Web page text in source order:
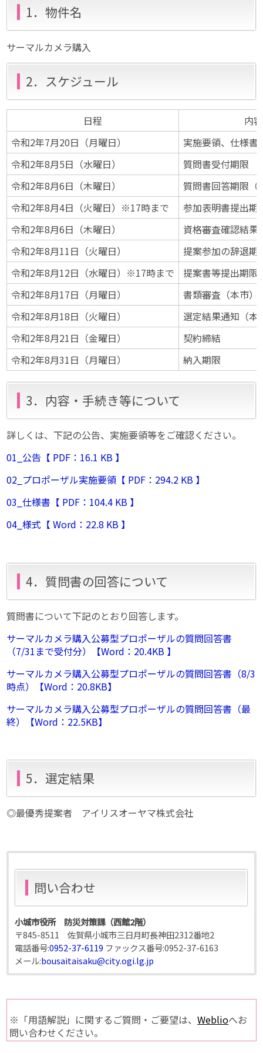
1．物件名
サーマルカメラ購入
2．スケジュール
日程
内容
令和2年7月20日（月曜日）
実施要領、仕様書
令和2年8月5日（水曜日）
質問書受付期限
令和2年8月6日（木曜日）
質問書回答期限（
令和2年8月4日（火曜日）※17時まで
参加表明書提出期
令和2年8月6日（木曜日）
資格審査確認結果
令和2年8月11日（火曜日）
提案参加の辞退期
令和2年8月12日（水曜日）※17時まで
提案書等提出期限
令和2年8月17日（月曜日）
書類審査（本市）
令和2年8月18日（火曜日）
選定結果通知（本
令和2年8月21日（金曜日）
契約締結
令和2年8月31日（月曜日）
納入期限
3．内容・手続き等について
詳しくは、下記の公告、実施要領等をご確認ください。
01_公告【 PDF：16.1 KB 】
02_プロポーザル実施要領【 PDF：294.2 KB 】
03_仕様書【 PDF：104.4 KB 】
04_様式【 Word：22.8 KB 】
4．質問書の回答について
質問書について下記のとおり回答します。
サーマルカメラ購入公募型プロポーザルの質問回答書
（7/31まで受付分）【Word：20.4KB 】
サーマルカメラ購入公募型プロポーザルの質問回答書（8/3
時点）【Word：20.8KB】
サーマルカメラ購入公募型プロポーザルの質問回答書（最
終）【Word：22.5KB】
5．選定結果
◎最優秀提案者 アイリスオーヤマ株式会社
問い合わせ
小城市役所 防災対策課（西館2階）
〒845-8511 佐賀県小城市三日月町長神田2312番地2
電話番号:0952-37-6119 ファックス番号:0952-37-6163
メール:bousaitaisaku@city.ogi.lg.jp
※「用語解説」に関するご質問・ご要望は、Weblioへお
問い合わせください。